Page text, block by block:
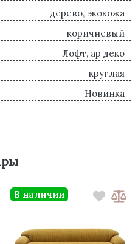
дерево, экокожа
коричневый
Лофт, ар деко
круглая
Новинка
В наличии